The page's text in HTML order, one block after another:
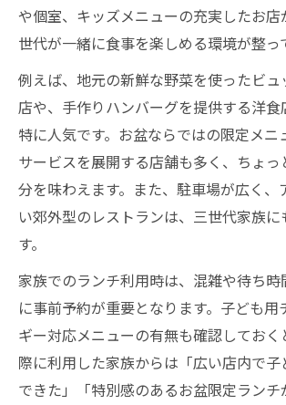
や個室、キッズメニューの充実したお店
世代が一緒に食事を楽しめる環境が整っ
例えば、地元の新鮮な野菜を使ったビュ
店や、手作りハンバーグを提供する洋食
特に人気です。お盆ならではの限定メニ
サービスを展開する店舗も多く、ちょ
分を味わえます。また、駐車場が広く、
い郊外型のレストランは、三世代家族に
す。
家族でのランチ利用時は、混雑や待ち時
に事前予約が重要となります。子ども用
ギー対応メニューの有無も確認しておく
際に利用した家族からは「広い店内で
できた」「特別感のあるお盆限定ランチ